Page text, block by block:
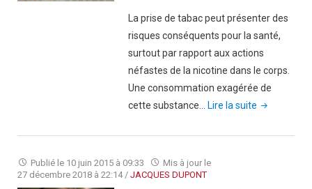
La prise de tabac peut présenter des
risques conséquents pour la santé,
surtout par rapport aux actions
néfastes de la nicotine dans le corps.
Une consommation exagérée de
cette substance…
Lire la suite "Cigarette
:
Publié le 10 juin 2015 à 09:33
Mis à jour le
27 décembre 2018 à 22:14 / JACQUES DUPONT